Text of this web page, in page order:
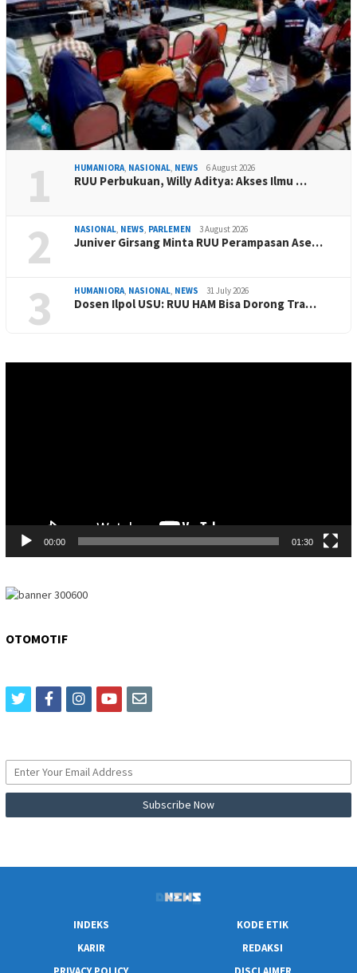
1 HUMANIORA, NASIONAL, NEWS 6 August 2026
RUU Perbukuan, Willy Aditya: Akses Ilmu …
2 NASIONAL, NEWS, PARLEMEN 3 August 2026
Juniver Girsang Minta RUU Perampasan Ase…
3 HUMANIORA, NASIONAL, NEWS 31 July 2026
Dosen Ilpol USU: RUU HAM Bisa Dorong Tra…
00:00 01:30
OTOMOTIF
twitterfacebookinstagram
youtubeemail
INDEKS
KODE ETIK
KARIR
REDAKSI